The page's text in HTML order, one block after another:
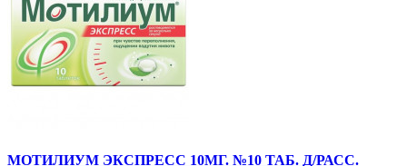
МОТИЛИУМ ЭКСПРЕСС 10МГ. №10 ТАБ. Д/РАСС.